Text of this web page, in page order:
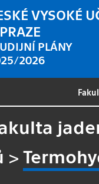
VYSOKÉ
PLÁNY
2026
>